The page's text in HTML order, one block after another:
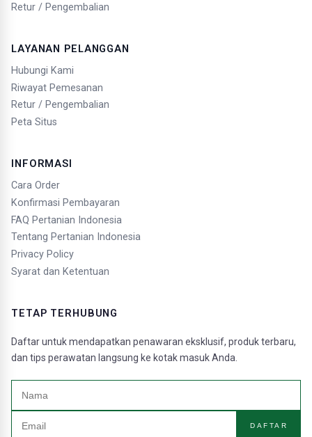
Retur / Pengembalian
LAYANAN PELANGGAN
Hubungi Kami
Riwayat Pemesanan
Retur / Pengembalian
Peta Situs
INFORMASI
Cara Order
Konfirmasi Pembayaran
FAQ Pertanian Indonesia
Tentang Pertanian Indonesia
Privacy Policy
Syarat dan Ketentuan
TETAP TERHUBUNG
Daftar untuk mendapatkan penawaran eksklusif, produk terbaru,
dan tips perawatan langsung ke kotak masuk Anda.
DAFTAR